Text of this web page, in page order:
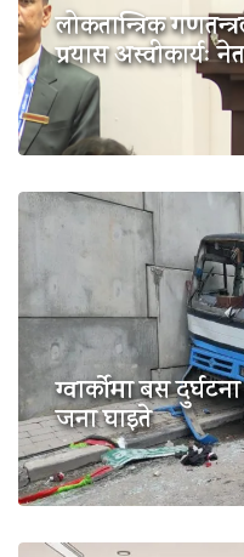
लोकतान्त्रिक
प्रयास अस्वीकार्यः
ग्वार्कोमा बस
जना घाइते